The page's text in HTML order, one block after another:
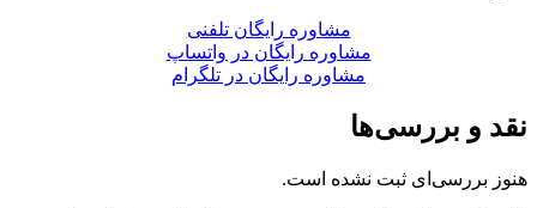
مشاوره رایگان تلفنی
مشاوره رایگان در واتساپ
مشاوره رایگان در تلگرام
نقد و بررسی‌ها
هنوز بررسی‌ای ثبت نشده است.